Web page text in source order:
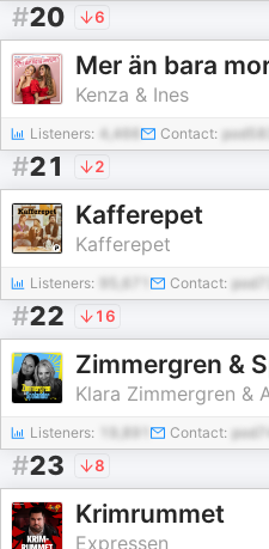
#20 6
Mer än bara
Kenza & Ines
Listeners: 4,466 Contact:
#21 2
Kafferepet
Kafferepet
Listeners: Contact:
#22 16
Zimmergren &
Klara Zimmergren &
Listeners: Contact:
#23 8
Krimrummet
Expressen